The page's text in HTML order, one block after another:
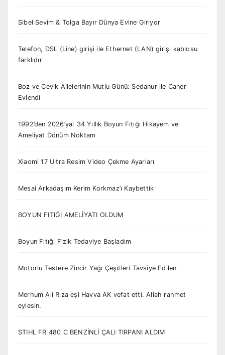
Sibel Sevim & Tolga Bayır Dünya Evine Giriyor
Telefon, DSL (Line) girişi ile Ethernet (LAN) girişi kablosu
farklıdır
Boz ve Çevik Ailelerinin Mutlu Günü: Sedanur ile Caner
Evlendi
1992’den 2026’ya: 34 Yıllık Boyun Fıtığı Hikayem ve
Ameliyat Dönüm Noktam
Xiaomi 17 Ultra Resim Video Çekme Ayarları
Mesai Arkadaşım Kerim Korkmaz’ı Kaybettik
BOYUN FITIĞI AMELİYATI OLDUM
Boyun Fıtığı Fizik Tedaviye Başladım
Motorlu Testere Zincir Yağı Çeşitleri Tavsiye Edilen
Merhum Ali Rıza eşi Havva AK vefat etti. Allah rahmet
eylesin.
STIHL FR 480 C BENZİNLİ ÇALI TIRPANI ALDIM